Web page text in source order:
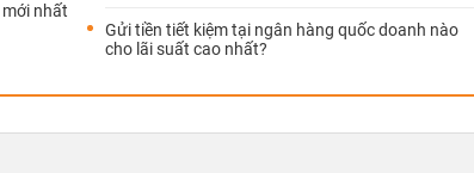
nhất
Gửi tiền tiết kiệm tại ngân hàng quốc doanh nào
cho lãi suất cao nhất?